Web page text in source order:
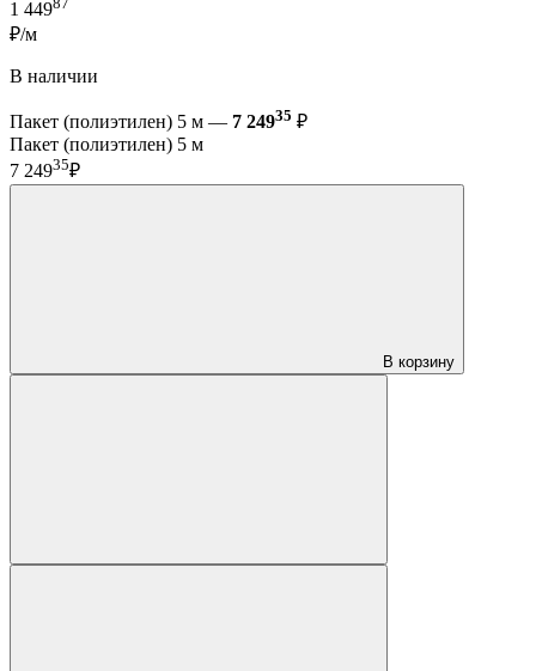
1 449
₽/м
В наличии
Пакет (полиэтилен) 5 м — 7 24935 ₽
Пакет (полиэтилен) 5 м
7 24935₽
В корзину